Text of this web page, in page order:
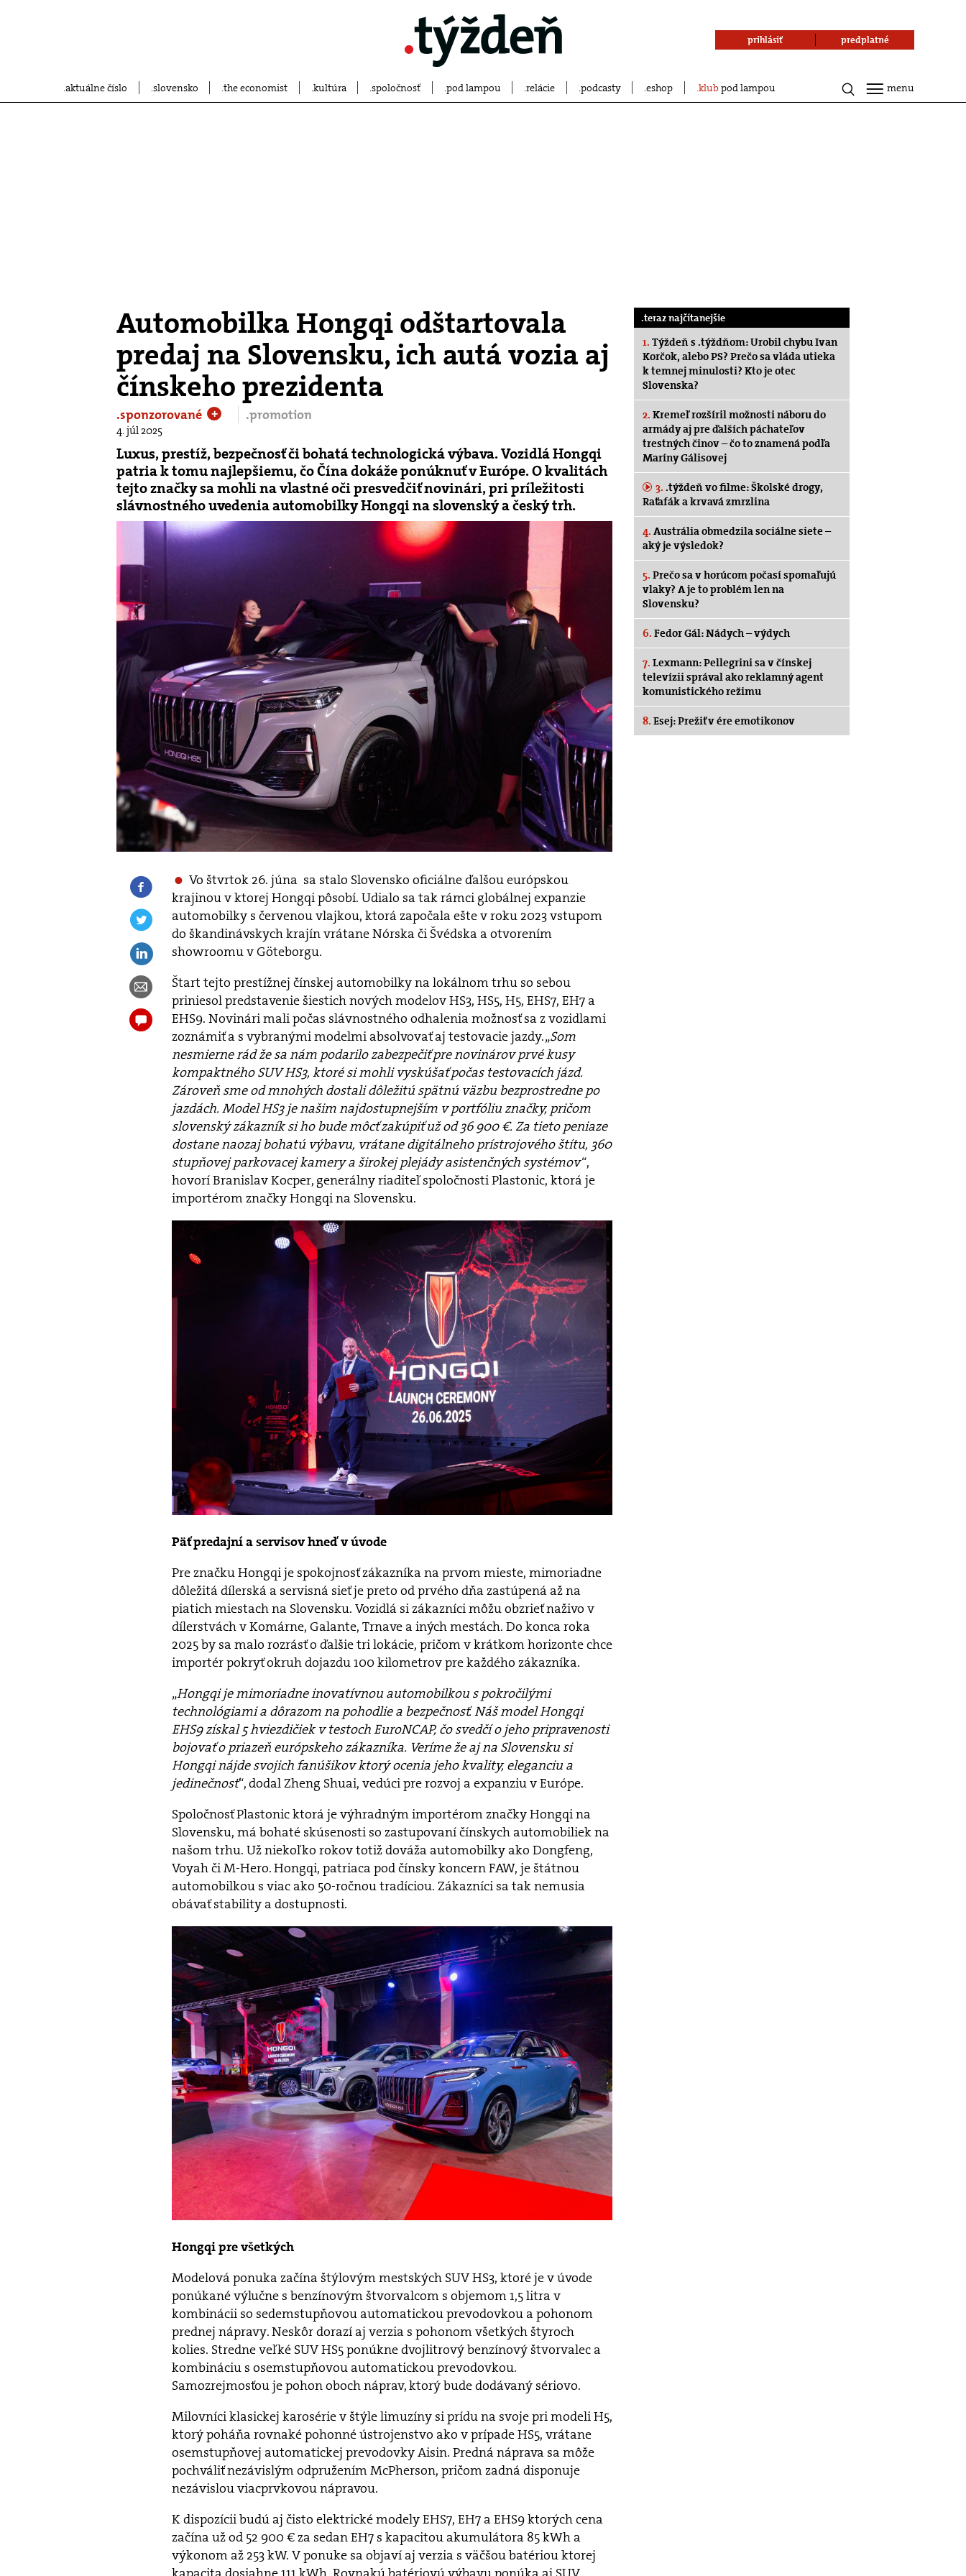
aktuálne číslo slovensko the economist kultúra spoločnosť pod lampou relácie podcasty eshop klubpod lampou
prihlásiť predplatné
menu
Automobilka Hongqi odštartovala
predaj na Slovensku, ich autá vozia aj
čínskeho prezidenta
.sponzorované + .promotion
4. júl 2025
Luxus, prestíž, bezpečnosť či bohatá technologická výbava. Vozidlá Hongqi
patria k tomu najlepšiemu, čo Čína dokáže ponúknuť v Európe. O kvalitách
tejto značky sa mohli na vlastné oči presvedčiť novinári, pri príležitosti
slávnostného uvedenia automobilky Hongqi na slovenský a český trh.
Vo štvrtok 26. júna sa stalo Slovensko oficiálne ďalšou európskou
krajinou v ktorej Hongqi pôsobí. Udialo sa tak rámci globálnej expanzie
automobilky s červenou vlajkou, ktorá započala ešte v roku 2023 vstupom
do škandinávskych krajín vrátane Nórska či Švédska a otvorením
showroomu v Göteborgu.
Štart tejto prestížnej čínskej automobilky na lokálnom trhu so sebou
priniesol predstavenie šiestich nových modelov HS3, HS5, H5, EHS7, EH7 a
EHS9. Novinári mali počas slávnostného odhalenia možnosť sa z vozidlami
zoznámiť a s vybranými modelmi absolvovať aj testovacie jazdy. „Som
nesmierne rád že sa nám podarilo zabezpečiť pre novinárov prvé kusy
kompaktného SUV HS3, ktoré si mohli vyskúšať počas testovacích jázd.
Zároveň sme od mnohých dostali dôležitú spätnú väzbu bezprostredne po
jazdách. Model HS3 je našim najdostupnejším v portfóliu značky, pričom
slovenský zákazník si ho bude môcť zakúpiť už od 36 900 €. Za tieto peniaze
dostane naozaj bohatú výbavu, vrátane digitálneho prístrojového štítu, 360
stupňovej parkovacej kamery a širokej plejády asistenčných systémov“,
hovorí Branislav Kocper, generálny riaditeľ spoločnosti Plastonic, ktorá je
importérom značky Hongqi na Slovensku.
Päť predajní a servisov hneď v úvode
Pre značku Hongqi je spokojnosť zákazníka na prvom mieste, mimoriadne
dôležitá dílerská a servisná sieť je preto od prvého dňa zastúpená až na
piatich miestach na Slovensku. Vozidlá si zákazníci môžu obzrieť naživo v
dílerstvách v Komárne, Galante, Trnave a iných mestách. Do konca roka
2025 by sa malo rozrásť o ďalšie tri lokácie, pričom v krátkom horizonte chce
importér pokryť okruh dojazdu 100 kilometrov pre každého zákazníka.
„Hongqi je mimoriadne inovatívnou automobilkou s pokročilými
technológiami a dôrazom na pohodlie a bezpečnosť. Náš model Hongqi
EHS9 získal 5 hviezdičiek v testoch EuroNCAP, čo svedčí o jeho pripravenosti
bojovať o priazeň európskeho zákazníka. Veríme že aj na Slovensku si
Hongqi nájde svojich fanúšikov ktorý ocenia jeho kvality, eleganciu a
jedinečnosť“, dodal Zheng Shuai, vedúci pre rozvoj a expanziu v Európe.
Spoločnosť Plastonic ktorá je výhradným importérom značky Hongqi na
Slovensku, má bohaté skúsenosti so zastupovaní čínskych automobiliek na
našom trhu. Už niekoľko rokov totiž dováža automobilky ako Dongfeng,
Voyah či M-Hero. Hongqi, patriaca pod čínsky koncern FAW, je štátnou
automobilkou s viac ako 50-ročnou tradíciou. Zákazníci sa tak nemusia
obávať stability a dostupnosti.
Hongqi pre všetkých
Modelová ponuka začína štýlovým mestských SUV HS3, ktoré je v úvode
ponúkané výlučne s benzínovým štvorvalcom s objemom 1,5 litra v
kombinácii so sedemstupňovou automatickou prevodovkou a pohonom
prednej nápravy. Neskôr dorazí aj verzia s pohonom všetkých štyroch
kolies. Stredne veľké SUV HS5 ponúkne dvojlitrový benzínový štvorvalec a
kombináciu s osemstupňovou automatickou prevodovkou.
Samozrejmosťou je pohon oboch náprav, ktorý bude dodávaný sériovo.
Milovníci klasickej karosérie v štýle limuzíny si prídu na svoje pri modeli H5,
ktorý poháňa rovnaké pohonné ústrojenstvo ako v prípade HS5, vrátane
osemstupňovej automatickej prevodovky Aisin. Predná náprava sa môže
pochváliť nezávislým odpružením McPherson, pričom zadná disponuje
nezávislou viacprvkovou nápravou.
K dispozícii budú aj čisto elektrické modely EHS7, EH7 a EHS9 ktorých cena
začína už od 52 900 € za sedan EH7 s kapacitou akumulátora 85 kWh a
výkonom až 253 kW. V ponuke sa objaví aj verzia s väčšou batériou ktorej
.teraz najčítanejšie
1. Týždeň s .týždňom: Urobil chybu Ivan
Korčok, alebo PS? Prečo sa vláda utieka
k temnej minulosti? Kto je otec
Slovenska?
2. Kremeľ rozšíril možnosti náboru do
armády aj pre ďalších páchateľov
trestných činov – čo to znamená podľa
Maríny Gálisovej
3. .týždeň vo filme: Školské drogy,
Raťafák a krvavá zmrzlina
4. Austrália obmedzila sociálne siete –
aký je výsledok?
5. Prečo sa v horúcom počasí spomaľujú
vlaky? A je to problém len na
Slovensku?
6. Fedor Gál: Nádych – výdych
7. Lexmann: Pellegrini sa v čínskej
televízii správal ako reklamný agent
komunistického režimu
8. Esej: Prežiť v ére emotikonov